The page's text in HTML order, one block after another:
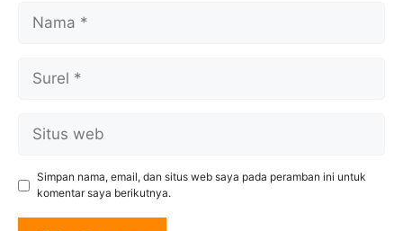
Nama
Surel
Situs
web
Simpan nama, email, dan situs web saya pada peramban ini untuk
komentar saya berikutnya.